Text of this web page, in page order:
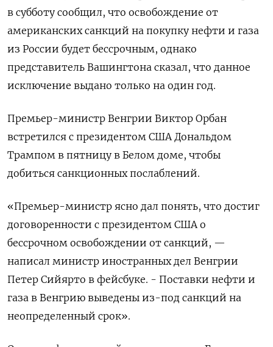
в субботу сообщил, что освобождение от
американских санкций на покупку нефти и газа
из России будет бессрочным, однако
представитель Вашингтона сказал, что данное
исключение выдано только на один год.
Премьер-министр Венгрии Виктор Орбан
встретился с президентом США Дональдом
Трампом в пятницу в Белом доме, чтобы
добиться санкционных послаблений.
«Премьер-министр ясно дал понять, что достиг
договоренности с президентом США о
бессрочном освобождении от санкций, —
написал министр иностранных дел Венгрии
Петер Сийярто в фейсбуке. - Поставки нефти и
газа в Венгрию выведены из-под санкций на
неопределенный срок».